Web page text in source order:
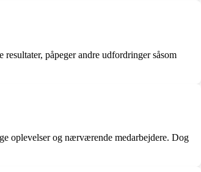
påpeger andre udfordringer såsom
oplevelser og nærværende medarbejdere. Dog